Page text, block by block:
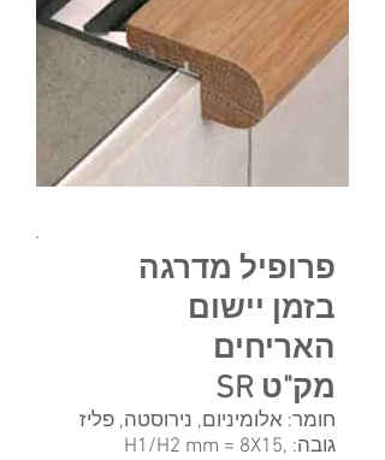
פרופיל מדרגה
בזמן יישום
האריחים
מק"ט SR
חומר: אלומיניום, נירוסטה, פליז
גובה: H1/H2 mm = 8X15,